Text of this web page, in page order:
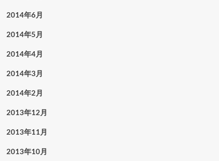
2014年6月
2014年5月
2014年4月
2014年3月
2014年2月
2013年12月
2013年11月
2013年10月